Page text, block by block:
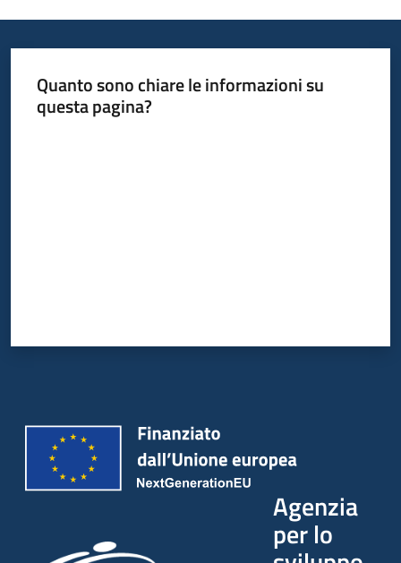
Quanto sono chiare le informazioni su
questa pagina?
Agenzia
per lo